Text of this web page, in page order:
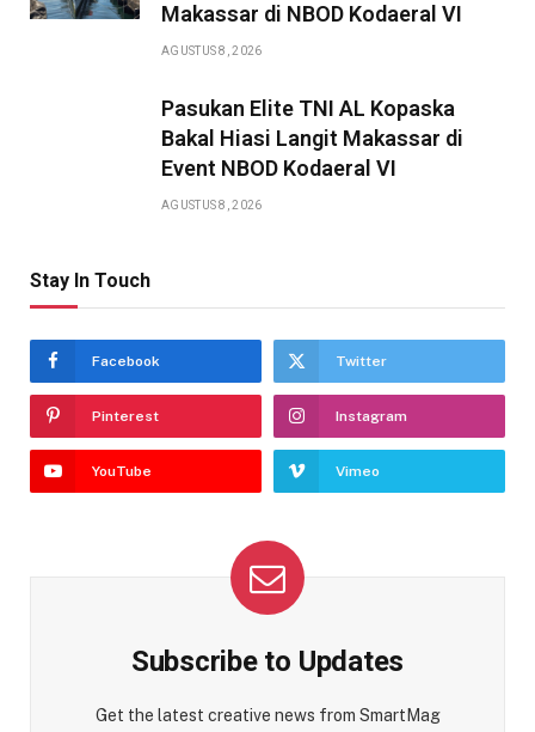
Makassar di NBOD Kodaeral VI
AGUSTUS 8, 2026
Pasukan Elite TNI AL Kopaska
Bakal Hiasi Langit Makassar di
Event NBOD Kodaeral VI
AGUSTUS 8, 2026
Stay In Touch
Facebook Twitter
Pinterest Instagram
YouTube Vimeo
Subscribe to Updates
Get the latest creative news from SmartMag